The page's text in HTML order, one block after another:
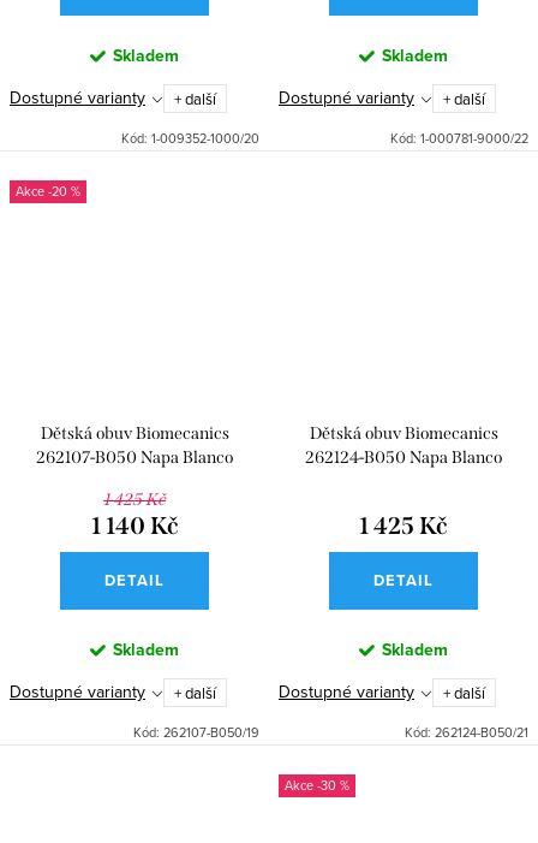
Skladem
Dostupné varianty + další
Kód: 1-009352-1000/20
Skladem
Dostupné varianty + další
Kód: 1-000781-9000/22
-20 %
Dětská obuv Biomecanics
262107-B050 Napa Blanco
1 425 Kč
1 140 Kč
DETAIL
Skladem
Dostupné varianty + další
Kód: 262107-B050/19
Dětská obuv Biomecanics
262124-B050 Napa Blanco
1 425 Kč
DETAIL
Skladem
Dostupné varianty + další
Kód: 262124-B050/21
-30 %